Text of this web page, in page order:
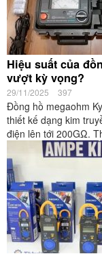
Hiệu suất của
vượt kỳ vọng?
29/11/2025 397
Đồng hồ megaohm
thiết kế dạng kim
điện lên tới 200GΩ.